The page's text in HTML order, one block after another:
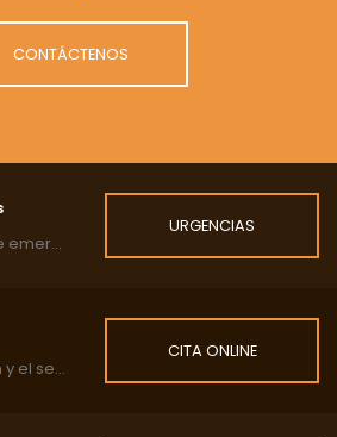
CONTÁCTENOS
¿Qué hacer en caso de emergencia?
URGENCIAS
Facilitarle la realización y el seguimiento de las citas de su mascota.
CITA ONLINE